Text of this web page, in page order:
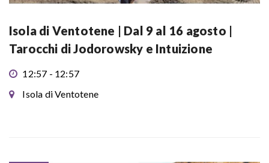
Isola di Ventotene | Dal 9 al 16 agosto |
Tarocchi di Jodorowsky e Intuizione
12:57 - 12:57
Isola di Ventotene